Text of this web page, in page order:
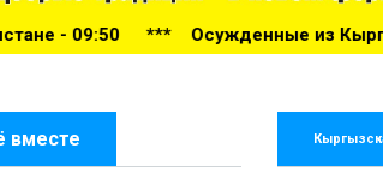
из Кыргызстана участвуют в
вместе